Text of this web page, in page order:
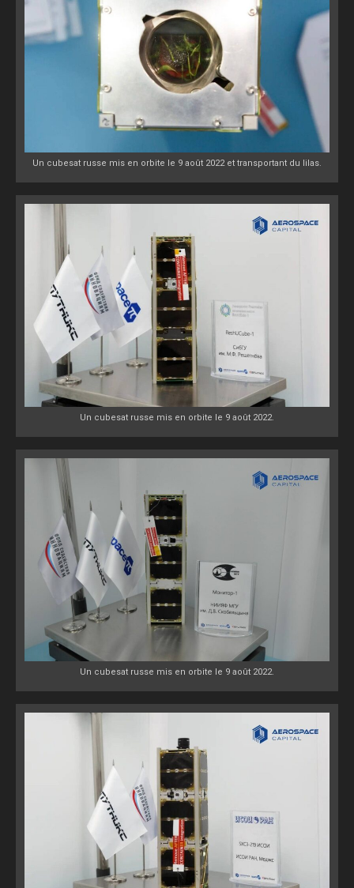
Un cubesat russe mis en orbite le 9 août 2022 et transportant du lilas.
Un cubesat russe mis en orbite le 9 août 2022.
Un cubesat russe mis en orbite le 9 août 2022.